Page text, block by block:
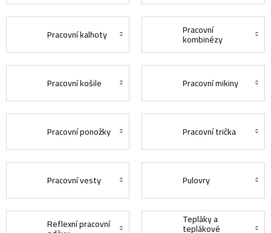
Pracovní kalhoty Pracovní
kombinézy
Pracovní košile Pracovní mikiny
Pracovní ponožky Pracovní trička
Pracovní vesty Pulovry
Reflexní pracovní Tepláky a
teplákové